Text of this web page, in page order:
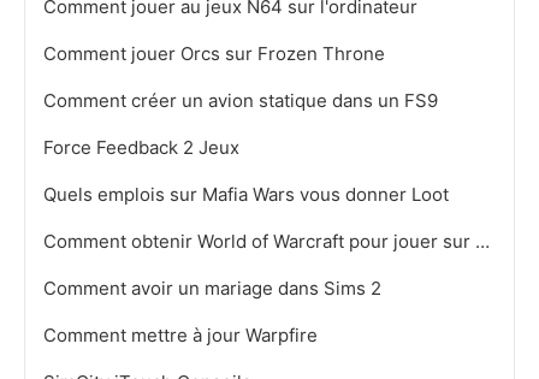
Comment jouer au jeux N64 sur l'ordinateur
Comment jouer Orcs sur Frozen Throne
Comment créer un avion statique dans un FS9
Force Feedback 2 Jeux
Quels emplois sur Mafia Wars vous donner Loot
Comment obtenir World of Warcraft pour jouer sur Windows XP
Comment avoir un mariage dans Sims 2
Comment mettre à jour Warpfire